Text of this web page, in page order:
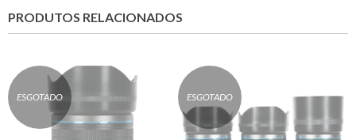
PRODUTOS RELACIONADOS
ESGOTADO ESGOTADO